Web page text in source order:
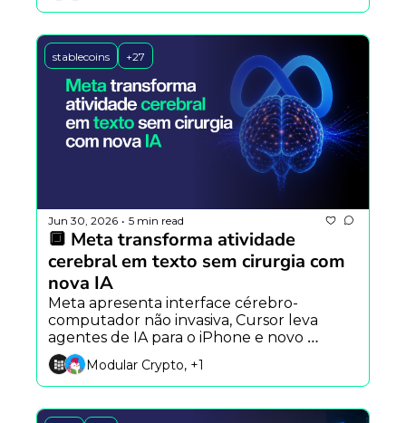
stablecoins +27
Jun 30, 2026 • 5 min read
🔲 Meta transforma atividade
cerebral em texto sem cirurgia com
nova IA
Meta apresenta interface cérebro-
computador não invasiva, Cursor leva
agentes de IA para o iPhone e novo
modelo open source foca em
programação totalmente autônoma.
Modular Crypto, +1